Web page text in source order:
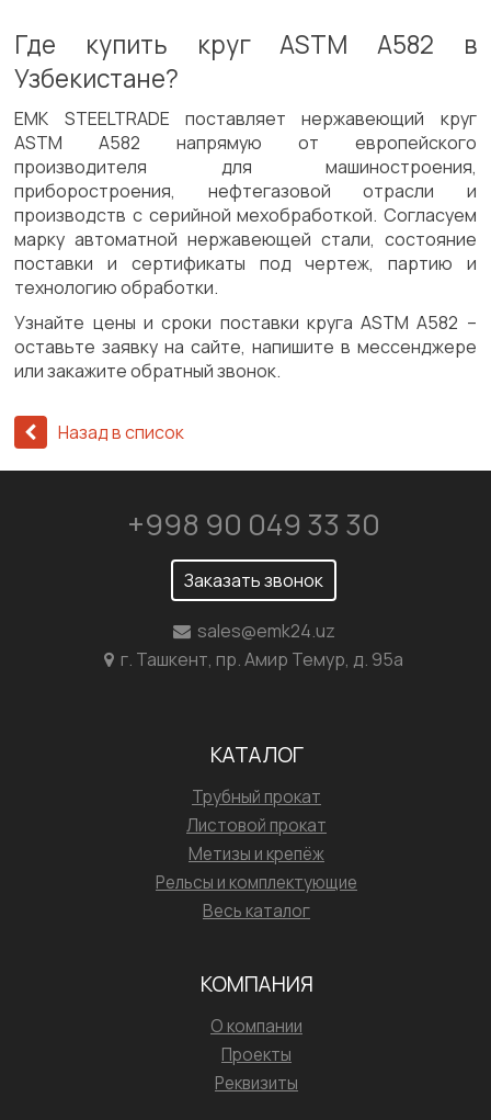
Где купить круг ASTM A582 в
Узбекистане?
ЕМК STEELTRADE поставляет нержавеющий круг
ASTM A582 напрямую от европейского
производителя для машиностроения,
приборостроения, нефтегазовой отрасли и
производств с серийной мехобработкой. Согласуем
марку автоматной нержавеющей стали, состояние
поставки и сертификаты под чертеж, партию и
технологию обработки.
Узнайте цены и сроки поставки круга ASTM A582 –
оставьте заявку на сайте, напишите в мессенджере
или закажите обратный звонок.
Назад в список
+998 90 049 33 30
Заказать звонок
sales@emk24.uz
г. Ташкент, пр. Амир Темур, д. 95а
КАТАЛОГ
Трубный прокат
Листовой прокат
Метизы и крепёж
Рельсы и комплектующие
Весь каталог
КОМПАНИЯ
О компании
Проекты
Реквизиты